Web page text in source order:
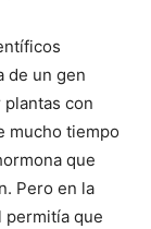
de un gen
plantas con
mucho tiempo
que
Pero en la
permitía que